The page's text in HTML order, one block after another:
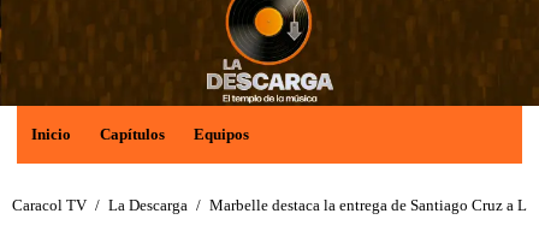
Inicio Capítulos Equipos
Caracol TV / La Descarga / Marbelle destaca la entrega de Santiago Cruz a